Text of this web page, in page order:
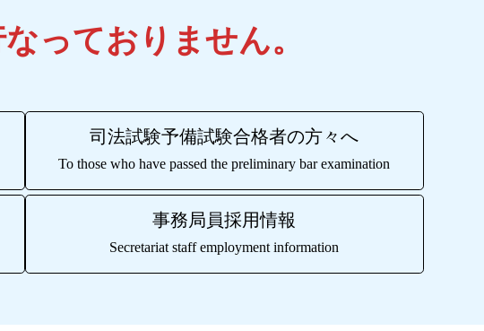
っておりません。
司法試験予備試験合格者の方々へ
To those who have passed the preliminary bar examination
事務局員採用情報
Secretariat staff employment information